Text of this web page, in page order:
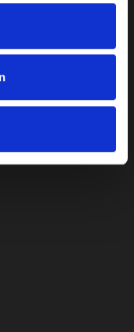
Hilversum